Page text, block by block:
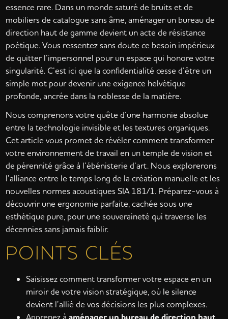
essence rare. Dans un monde saturé de bruits et de
mobiliers de catalogue sans âme, aménager un bureau de
direction haut de gamme devient un acte de résistance
poétique. Vous ressentez sans doute ce besoin impérieux
de quitter l’impersonnel pour un espace qui honore votre
singularité. C’est ici que la confidentialité cesse d’être un
simple mot pour devenir une exigence helvétique
profonde, ancrée dans la noblesse de la matière.
Nous comprenons votre quête d’une harmonie absolue
entre la technologie invisible et les textures organiques.
Cet article vous promet de révéler comment transformer
votre environnement de travail en un temple de vision et
de pérennité grâce à l’ébénisterie d’art. Nous explorerons
l’alliance entre le temps long de la création manuelle et les
nouvelles normes acoustiques SIA 181/1. Préparez-vous à
découvrir une ergonomie parfaite, cachée sous une
esthétique pure, pour une souveraineté qui traverse les
décennies sans jamais faiblir.
POINTS CLÉS
Saisissez comment transformer votre espace en un
miroir de votre vision stratégique, où le silence
devient l’allié de vos décisions les plus complexes.
Apprenez à